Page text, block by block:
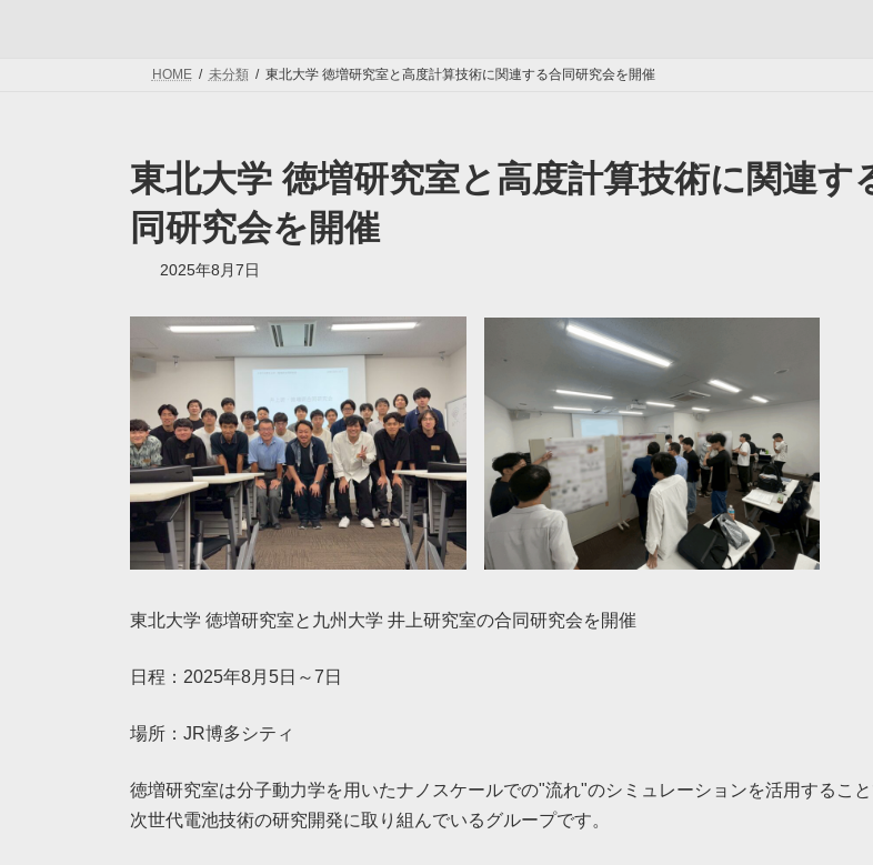
HOME 未分類 東北大学 徳増研究室と高度計算技術に関連する合同研究会を開催
東北大学 徳増研究室と高度計算技術に関連す
同研究会を開催
2025年8月7日
東北大学 徳増研究室と九州大学 井上研究室の合同研究会を開催
日程：2025年8月5日～7日
場所：JR博多シティ
徳増研究室は分子動力学を用いたナノスケールでの"流れ"のシミュレーションを活用するこ
次世代電池技術の研究開発に取り組んでいるグループです。